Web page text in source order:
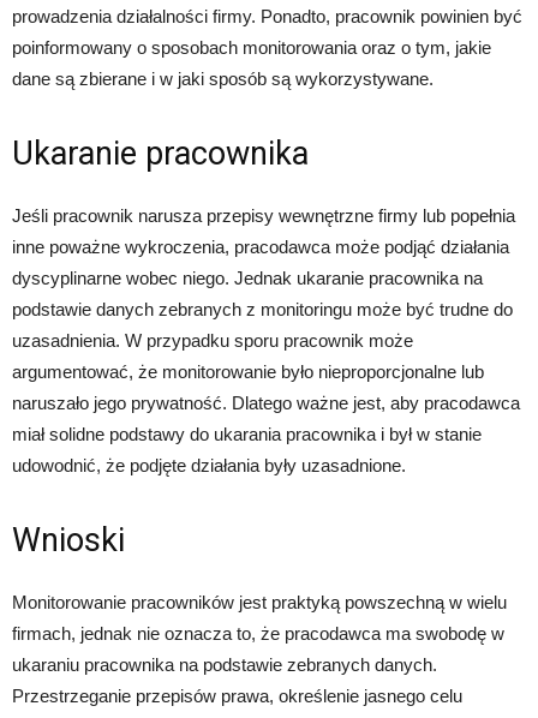
prowadzenia działalności firmy. Ponadto, pracownik powinien być
poinformowany o sposobach monitorowania oraz o tym, jakie
dane są zbierane i w jaki sposób są wykorzystywane.
Ukaranie pracownika
Jeśli pracownik narusza przepisy wewnętrzne firmy lub popełnia
inne poważne wykroczenia, pracodawca może podjąć działania
dyscyplinarne wobec niego. Jednak ukaranie pracownika na
podstawie danych zebranych z monitoringu może być trudne do
uzasadnienia. W przypadku sporu pracownik może
argumentować, że monitorowanie było nieproporcjonalne lub
naruszało jego prywatność. Dlatego ważne jest, aby pracodawca
miał solidne podstawy do ukarania pracownika i był w stanie
udowodnić, że podjęte działania były uzasadnione.
Wnioski
Monitorowanie pracowników jest praktyką powszechną w wielu
firmach, jednak nie oznacza to, że pracodawca ma swobodę w
ukaraniu pracownika na podstawie zebranych danych.
Przestrzeganie przepisów prawa, określenie jasnego celu